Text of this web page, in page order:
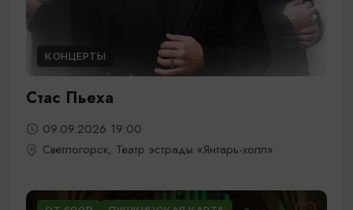
КОНЦЕРТЫ
Стас Пьеха
09.09.2026 19:00
Светлогорск, Театр эстрады «Янтарь-холл»